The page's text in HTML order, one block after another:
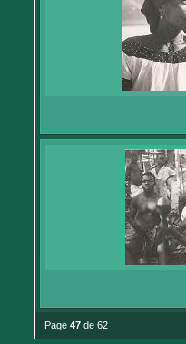
Page 47 de 62